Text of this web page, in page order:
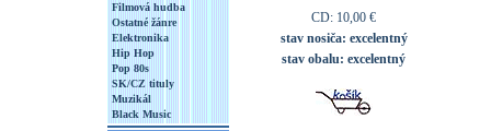
Filmová hudba
Ostatné žánre
Elektronika
Hip Hop
Pop 80s
SK/CZ tituly
Muzikál
Black Music
CD: 10,00 €
stav nosiča: excelentný
stav obalu: excelentný